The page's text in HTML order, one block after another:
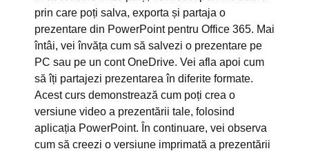
prin care poți salva, exporta și partaja o
prezentare din PowerPoint pentru Office 365. Mai
întâi, vei învăța cum să salvezi o prezentare pe
PC sau pe un cont OneDrive. Vei afla apoi cum
să îți partajezi prezentarea în diferite formate.
Acest curs demonstrează cum poți crea o
versiune video a prezentării tale, folosind
aplicația PowerPoint. În continuare, vei observa
cum să creezi o versiune imprimată a prezentării